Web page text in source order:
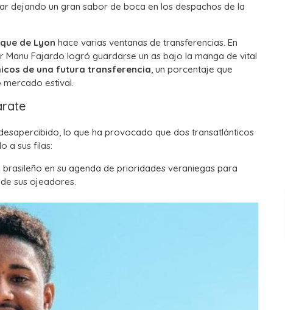
dejando un gran sabor de boca en los despachos de la
de Lyon hace varias ventanas de transferencias. En
Fajardo logró guardarse un as bajo la manga de vital
de una futura transferencia, un porcentaje que
estival.
lo que ha provocado que dos transatlánticos
a sus filas:
en su agenda de prioridades veraniegas para
sus ojeadores.